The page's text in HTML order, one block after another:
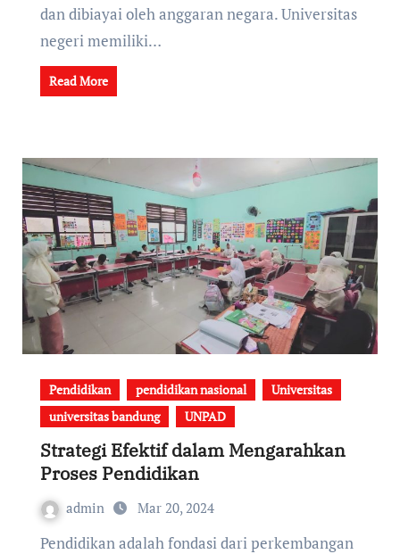
dan dibiayai oleh anggaran negara. Universitas
negeri memiliki…
Read More
Pendidikan pendidikan nasional
Universitas
universitas bandung
UNPAD
Strategi Efektif dalam Mengarahkan
Proses Pendidikan
admin Mar 20, 2024
Pendidikan adalah fondasi dari perkembangan